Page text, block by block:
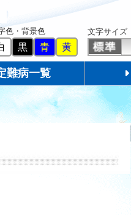
文字サイズ
色・背景色
黒 青 黄
難病一覧